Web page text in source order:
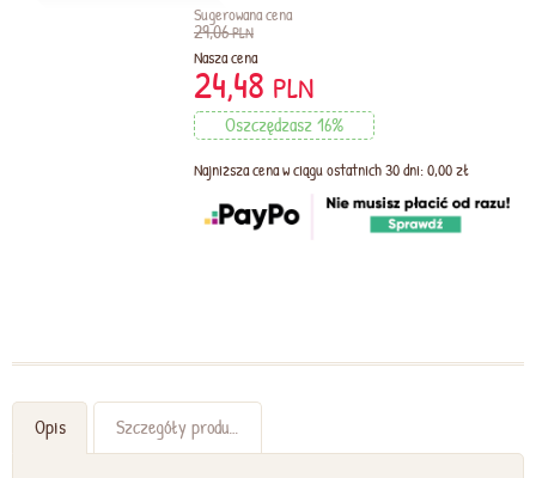
Sugerowana cena
29,06PLN
Nasza cena
24,48 PLN
Oszczędzasz 16%
Najniższa cena w ciągu ostatnich 30 dni: 0,00 zł
Opis Szczegóły produktu